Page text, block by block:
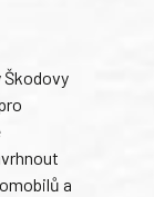
Škodovy
a